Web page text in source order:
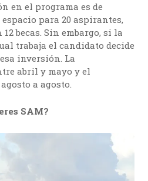
en el programa es de
espacio para 20 aspirantes,
becas. Sin embargo, si la
trabaja el candidato decide
inversión. La
abril y mayo y el
a agosto.
SAM?